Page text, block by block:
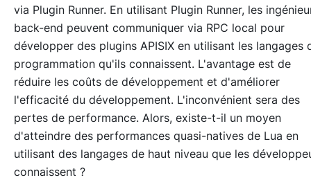
via Plugin Runner. En utilisant Plugin Runner, les
back-end peuvent communiquer via RPC local pour
développer des plugins APISIX en utilisant les langages
programmation qu'ils connaissent. L'avantage est de
réduire les coûts de développement et d'améliorer
l'efficacité du développement. L'inconvénient sera des
pertes de performance. Alors, existe-t-il un moyen
d'atteindre des performances quasi-natives de Lua en
utilisant des langages de haut niveau que les
connaissent ?